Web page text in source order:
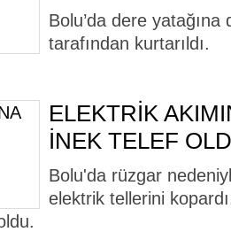
Bolu’da dere
tarafından kurtarıldı.
ELEKTRİK
İNEK TELEF
Bolu'da rüzgar
elektrik tellerini